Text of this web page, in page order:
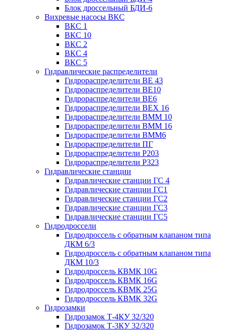
Блок дроссельный БДИ-6
Вихревые насосы ВКС
ВКС 1
ВКС 10
ВКС 2
ВКС 4
ВКС 5
Гидравлические распределители
Гидрораспределители ВЕ 43
Гидрораспределители ВЕ10
Гидрораспределители ВЕ6
Гидрораспределители ВЕХ 16
Гидрораспределители ВММ 10
Гидрораспределители ВММ 16
Гидрораспределители ВММ6
Гидрораспределители ПГ
Гидрораспределители Р203
Гидрораспределители Р323
Гидравлические станции
Гидравлические станции ГС 4
Гидравлические станции ГС1
Гидравлические станции ГС2
Гидравлические станции ГС3
Гидравлические станции ГС5
Гидродроссели
Гидродроссель с обратным клапаном типа
ДКМ 6/3
Гидродроссель с обратным клапаном типа
ДКМ 10/3
Гидродроссель КВМК 10G
Гидродроссель КВМК 16G
Гидродроссель КВМК 25G
Гидродроссель КВМК 32G
Гидрозамки
Гидрозамок Т-4КУ 32/320
Гидрозамок Т-3КУ 32/320